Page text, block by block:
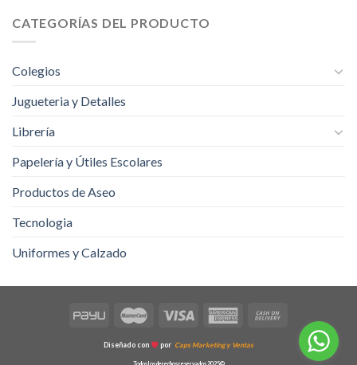
CATEGORÍAS DEL PRODUCTO
Colegios
Jugueteria y Detalles
Librería
Papelería y Útiles Escolares
Productos de Aseo
Tecnologia
Uniformes y Calzado
Diseñado con por Caps Marketing y Ventas